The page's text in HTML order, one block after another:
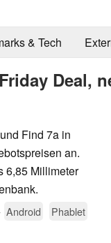
& Tech
Deal,
Find 7a in
an.
6,85 Millimeter
Android
Phablet